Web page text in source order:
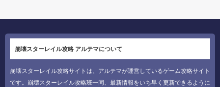
崩壊スターレイル攻略 アルテマについて
崩壊スターレイル攻略サイトは、アルテマが運営しているゲーム攻略サイト
です。崩壊スターレイル攻略班一同、最新情報をいち早く更新できるように